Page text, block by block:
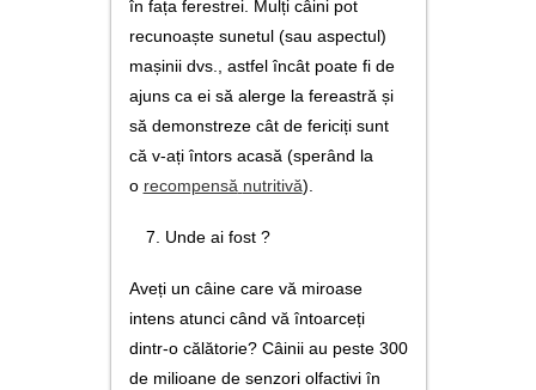
în fața ferestrei. Mulți câini pot
recunoaște sunetul (sau aspectul)
mașinii dvs., astfel încât poate fi de
ajuns ca ei să alerge la fereastră și
să demonstreze cât de fericiți sunt
că v-ați întors acasă (sperând la
o recompensă nutritivă).
Unde ai fost ?
Aveți un câine care vă miroase
intens atunci când vă întoarceți
dintr-o călătorie? Câinii au peste 300
de milioane de senzori olfactivi în